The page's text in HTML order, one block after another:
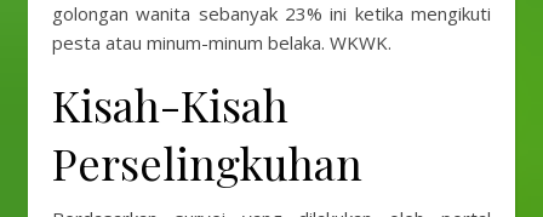
golongan wanita sebanyak 23% ini ketika mengikuti
pesta atau minum-minum belaka. WKWK.
Kisah-Kisah
Perselingkuhan